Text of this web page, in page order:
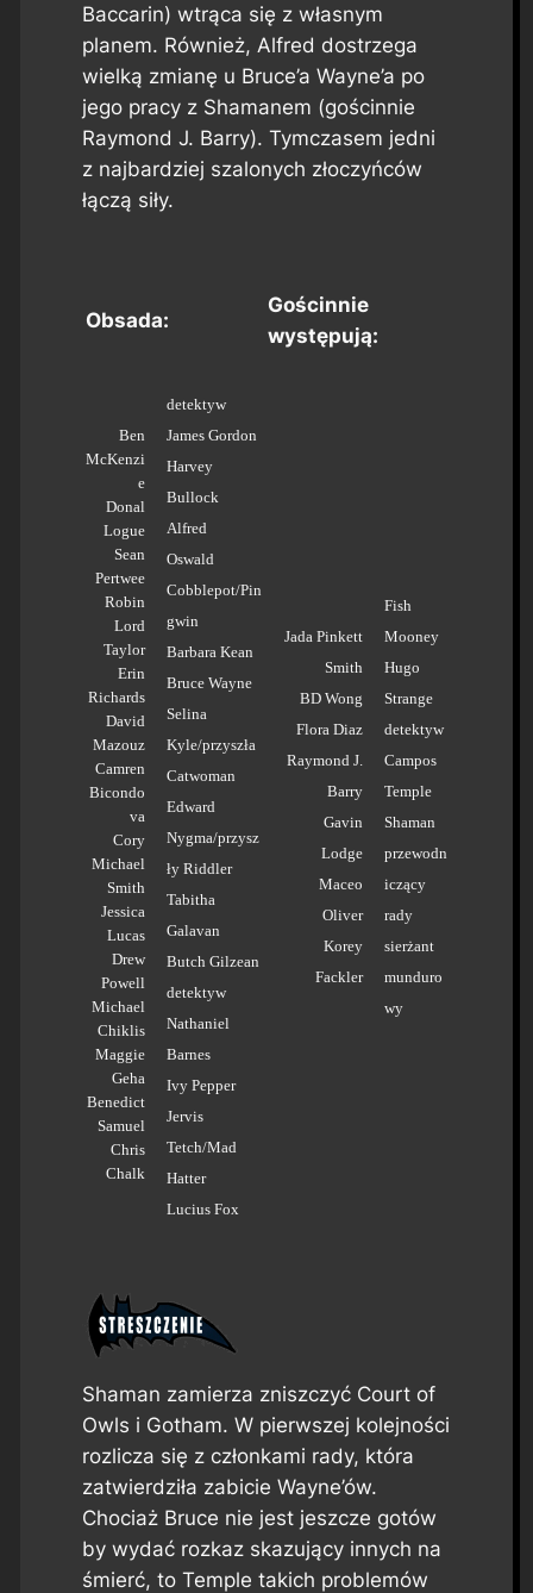
Baccarin) wtrąca się z własnym
planem. Również, Alfred dostrzega
wielką zmianę u Bruce’a Wayne’a po
jego pracy z Shamanem (gościnnie
Raymond J. Barry). Tymczasem jedni
z najbardziej szalonych złoczyńców
łączą siły.
Obsada:
Gościnnie
występują:
Ben
McKenzi
e
Donal
Logue
Sean
Pertwee
Robin
Lord
Taylor
Erin
Richards
David
Mazouz
Camren
Bicondo
va
Cory
Michael
Smith
Jessica
Lucas
Drew
Powell
Michael
Chiklis
Maggie
Geha
Benedict
Samuel
Chris
Chalk
detektyw
James Gordon
Harvey
Bullock
Alfred
Oswald
Cobblepot/Pin
gwin
Barbara Kean
Bruce Wayne
Selina
Kyle/przyszła
Catwoman
Edward
Nygma/przysz
ły Riddler
Tabitha
Galavan
Butch Gilzean
detektyw
Nathaniel
Barnes
Ivy Pepper
Jervis
Tetch/Mad
Hatter
Lucius Fox
Jada Pinkett
Smith
BD Wong
Flora Diaz
Raymond J.
Barry
Gavin
Lodge
Maceo
Oliver
Korey
Fackler
Fish
Mooney
Hugo
Strange
detektyw
Campos
Temple
Shaman
przewodn
iczący
rady
sierżant
munduro
wy
Shaman zamierza zniszczyć Court of
Owls i Gotham. W pierwszej kolejności
rozlicza się z członkami rady, która
zatwierdziła zabicie Wayne’ów.
Chociaż Bruce nie jest jeszcze gotów
by wydać rozkaz skazujący innych na
śmierć, to Temple takich problemów